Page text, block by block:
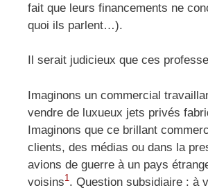
fait que leurs financements ne
quoi ils parlent…).
Il serait judicieux que ces
Imaginons un commercial
vendre de luxueux jets privés
Imaginons que ce brillant
clients, des médias ou dans la
avions de guerre à un pays
voisins1 . Question subsidiaire : à